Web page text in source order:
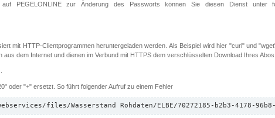
PEGELONLINE zur Änderung des Passworts können Sie diesen Dienst unter
mit HTTP-Clientprogrammen heruntergeladen werden. Als Beispiel wird hier "curl" und
dem Internet und dienen im Verbund mit HTTPS dem verschlüsselten Download Ihres
oder "+" ersetzt. So führt folgender Aufruf zu einem Fehler
files/Wasserstand Rohdaten/ELBE/70272185-b2b3-4178-96b8-